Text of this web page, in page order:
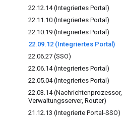
22.12.14 (Integriertes Portal)
22.11 .10 (Integriertes Portal)
22.10.19 (Integriertes Portal)
22.09.12 (Integriertes Portal)
22.06.27 (SSO)
22.06.14 (integriertes Portal)
22.05.04 (Integriertes Portal)
22.03.14 (Nachrichtenprozessor,
Verwaltungsserver, Router)
21 .12.13 (Integrierte Portal-SSO)